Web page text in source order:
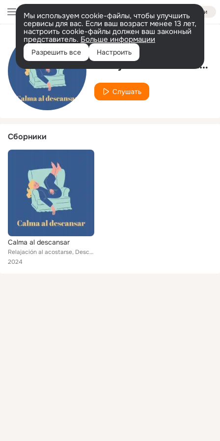
Войти
Мы используем cookie-файлы, чтобы улучшить
сервисы для вас. Если ваш возраст менее 13 лет,
настроить cookie-файлы должен ваш законный
представитель. Больше информации
Разрешить все Настроить
Исполнитель
Relajación al acostarse
Слушать
Сборники
Calma al descansar
Relajación al acostarse, Descanso placentero, Dulces horas de sueño
2024